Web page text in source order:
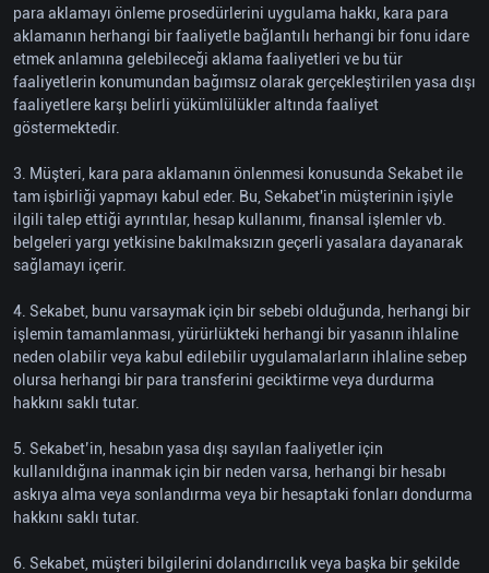
para aklamayı önleme prosedürlerini uygulama hakkı, kara para
aklamanın herhangi bir faaliyetle bağlantılı herhangi bir fonu idare
etmek anlamına gelebileceği aklama faaliyetleri ve bu tür
faaliyetlerin konumundan bağımsız olarak gerçekleştirilen yasa dışı
faaliyetlere karşı belirli yükümlülükler altında faaliyet
göstermektedir.
3. Müşteri, kara para aklamanın önlenmesi konusunda Sekabet ile
tam işbirliği yapmayı kabul eder. Bu, Sekabet'in müşterinin işiyle
ilgili talep ettiği ayrıntılar, hesap kullanımı, finansal işlemler vb.
belgeleri yargı yetkisine bakılmaksızın geçerli yasalara dayanarak
sağlamayı içerir.
4. Sekabet, bunu varsaymak için bir sebebi olduğunda, herhangi bir
işlemin tamamlanması, yürürlükteki herhangi bir yasanın ihlaline
neden olabilir veya kabul edilebilir uygulamalarların ihlaline sebep
olursa herhangi bir para transferini geciktirme veya durdurma
hakkını saklı tutar.
5. Sekabet’in, hesabın yasa dışı sayılan faaliyetler için
kullanıldığına inanmak için bir neden varsa, herhangi bir hesabı
askıya alma veya sonlandırma veya bir hesaptaki fonları dondurma
hakkını saklı tutar.
6. Sekabet, müşteri bilgilerini dolandırıcılık veya başka bir şekilde